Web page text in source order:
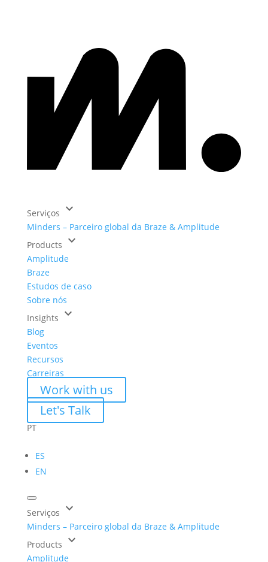
Serviços keyboard_arrow_down
Minders – Parceiro global da Braze & Amplitude
Products keyboard_arrow_down
Amplitude
Braze
Estudos de caso
Sobre nós
Insights keyboard_arrow_down
Blog
Eventos
Recursos
Carreiras
Work with us
Let's Talk
PT
ES
EN
Serviços keyboard_arrow_down
Minders – Parceiro global da Braze & Amplitude
Products keyboard_arrow_down
Amplitude